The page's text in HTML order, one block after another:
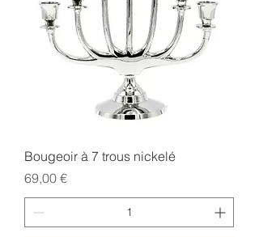
Bougeoir à 7 trous nickelé
Prix
69,00 €